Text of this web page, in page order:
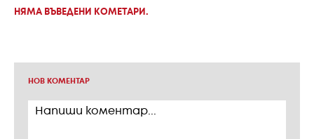
НЯМА ВЪВЕДЕНИ КОМЕТАРИ.
НОВ КОМЕНТАР